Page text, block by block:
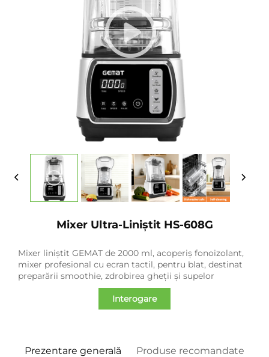
Mixer Ultra-Liniștit HS-608G
Mixer liniștit GEMAT de 2000 ml, acoperiș fonoizolant,
mixer profesional cu ecran tactil, pentru blat, destinat
preparării smoothie, zdrobirea gheții și supelor
Interogare
Prezentare generală Produse recomandate